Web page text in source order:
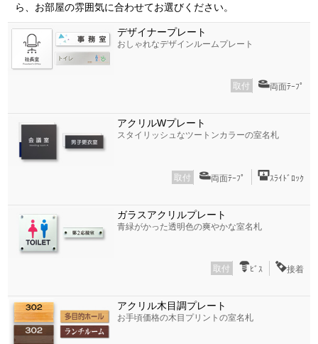
ら、お部屋の雰囲気に合わせてお選びください。
デザイナープレート
おしゃれなデザインルームプレート
取付 両面ﾃｰﾌﾟ
アクリルWプレート
スタイリッシュなツートンカラーの室名札
取付 両面ﾃｰﾌﾟ ｽﾗｲﾄﾞﾛｯｸ
ガラスアクリルプレート
青緑がかった透明色の爽やかな室名札
取付 ﾋﾞｽ 接着
アクリル木目調プレート
お手頃価格の木目プリントの室名札